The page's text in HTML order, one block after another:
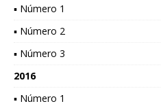
▪ Número 1
▪ Número 2
▪ Número 3
2016
▪ Número 1